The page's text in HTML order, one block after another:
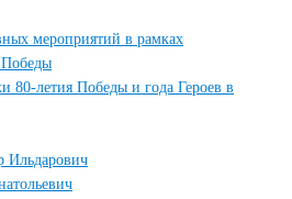
мероприятий в рамках
Победы
80-летия Победы и года Героев в
Ильдарович